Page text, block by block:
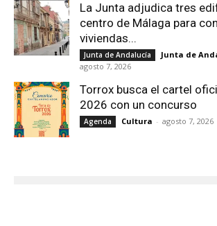
La Junta adjudica tres
centro de Málaga para
viviendas...
Junta de Andalucía Junta de
agosto 7, 2026
Torrox busca el cartel
2026 con un concurso
Agenda Cultura - agosto 7, 2026